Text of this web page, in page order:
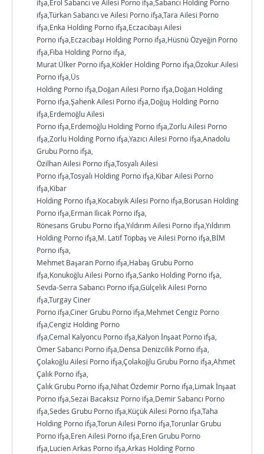
ifşa,Erol Sabancı ve Ailesi Porno ifşa,Sabancı Holding Porno
ifşa,Türkan Sabancı ve Ailesi Porno ifşa,Tara Ailesi Porno
ifşa,Enka Holding Porno ifşa,Eczacıbaşı Ailesi
Porno ifşa,Eczacıbaşı Holding Porno ifşa,Hüsnü Özyeğin Porno
ifşa,Fiba Holding Porno ifşa,
Murat Ülker Porno ifşa,Kökler Holding Porno ifşa,Özokur Ailesi
Porno ifşa,Üs
Holding Porno ifşa,Doğan Ailesi Porno ifşa,Doğan Holding
Porno ifşa,Şahenk Ailesi Porno ifşa,Doğuş Holding Porno
ifşa,Erdemoğlu Ailesi
Porno ifşa,Erdemoğlu Holding Porno ifşa,Zorlu Ailesi Porno
ifşa,Zorlu Holding Porno ifşa,Yazıcı Ailesi Porno ifşa,Anadolu
Grubu Porno ifşa,
Özilhan Ailesi Porno ifşa,Tosyalı Ailesi
Porno ifşa,Tosyalı Holding Porno ifşa,Kibar Ailesi Porno
ifşa,Kibar
Holding Porno ifşa,Kocabıyık Ailesi Porno ifşa,Borusan Holding
Porno ifşa,Erman Ilıcak Porno ifşa,
Rönesans Grubu Porno ifşa,Yıldırım Ailesi Porno ifşa,Yıldırım
Holding Porno ifşa,M. Latif Topbaş ve Ailesi Porno ifşa,BİM
Porno ifşa,
Mehmet Başaran Porno ifşa,Habaş Grubu Porno
ifşa,Konukoğlu Ailesi Porno ifşa,Sanko Holding Porno ifşa,
Sevda-Serra Sabancı Porno ifşa,Gülçelik Ailesi Porno
ifşa,Turgay Ciner
Porno ifşa,Ciner Grubu Porno ifşa,Mehmet Cengiz Porno
ifşa,Cengiz Holding Porno
ifşa,Cemal Kalyoncu Porno ifşa,Kalyon İnşaat Porno ifşa,
Ömer Sabancı Porno ifşa,Densa Denizcilik Porno ifşa,
Çolakoğlu Ailesi Porno ifşa,Çolakoğlu Grubu Porno ifşa,Ahmet
Çalık Porno ifşa,
Çalık Grubu Porno ifşa,Nihat Özdemir Porno ifşa,Limak İnşaat
Porno ifşa,Sezai Bacaksız Porno ifşa,Demir Sabancı Porno
ifşa,Sedes Grubu Porno ifşa,Küçük Ailesi Porno ifşa,Taha
Holding Porno ifşa,Torun Ailesi Porno ifşa,Torunlar Grubu
Porno ifşa,Eren Ailesi Porno ifşa,Eren Grubu Porno
ifşa,Lucien Arkas Porno ifşa,Arkas Holding Porno